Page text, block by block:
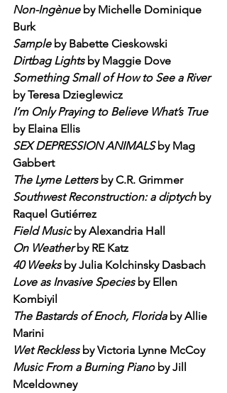
Non-Ingènue by Michelle Dominique
Burk
Sample by Babette Cieskowski
Dirtbag Lights by Maggie Dove
Something Small of How to See a River
by Teresa Dzieglewicz
I’m Only Praying to Believe What’s True
by Elaina Ellis
SEX DEPRESSION ANIMALS by Mag
Gabbert
The Lyme Letters by C.R. Grimmer
Southwest Reconstruction: a diptych by
Raquel Gutiérrez
Field Music by Alexandria Hall
On Weather by RE Katz
40 Weeks by Julia Kolchinsky Dasbach
Love as Invasive Species by Ellen
Kombiyil
The Bastards of Enoch, Florida by Allie
Marini
Wet Reckless by Victoria Lynne McCoy
Music From a Burning Piano by Jill
Mceldowney